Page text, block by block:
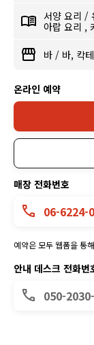
서양 요리 /
아랍 요리 ,
바 / 바, 칵
온라인 예약
매장 전화번호
06-6224-
예약은 모두 웹폼을 통
안내 데스크 전화번
050-